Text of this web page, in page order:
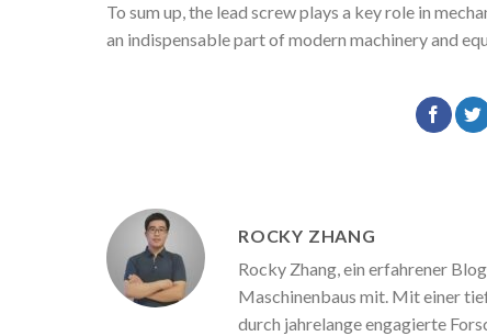
To sum up, the lead screw plays a key role in
an indispensable part of modern machinery and
ROCKY ZHANG
Rocky Zhang, ein erfahrener
Maschinenbaus mit. Mit einer
durch jahrelange engagierte